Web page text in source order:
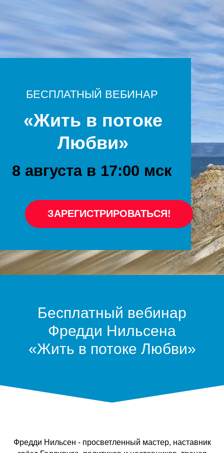
БЕСПЛАТНЫЙ ВЕБИНАР
8 августа в 17:00 мск
«Жить в потоке
Любви»
ЗАРЕГИСТРИРОВАТЬСЯ!
Бесплатный вебинар
Фредди Нильсена
«Жить в потоке Любви»
Фредди Нильсен - просветленный мастер, наставник